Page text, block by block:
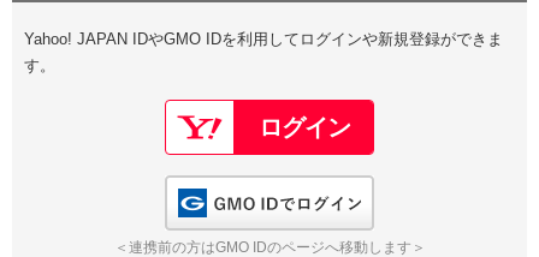
Google
GMO ID Amazon
※AmazonはValue Domain Oneのログイン画面へ遷移します
Value Domain Oneアカウント作成
以下でも登録可能
Google Yahoo!
GMO ID
Yahoo! JAPAN IDやGMO IDを利用してログインや新規登録ができま
す。
＜連携前の方はGMO IDのページへ移動します＞